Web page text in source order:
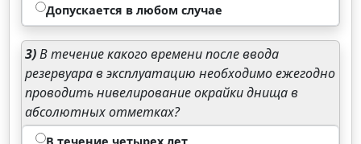
Допускается в любом случае
3)В течение какого времени после ввода
резервуара в эксплуатацию необходимо ежегодно
проводить нивелирование окрайки днища в
абсолютных отметках?